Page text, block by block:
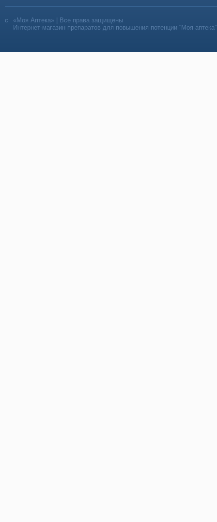
«Моя Аптека» | Все права защищены
Интернет-магазин препаратов для повышения потенции “Моя